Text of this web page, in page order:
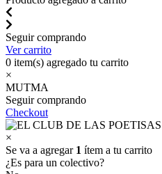
Seguir comprando
Ver carrito
0 item(s) agregado tu carrito
×
MUTMA
Seguir comprando
Checkout
×
Se va a agregar 1 ítem a tu carrito
¿Es para un colectivo?